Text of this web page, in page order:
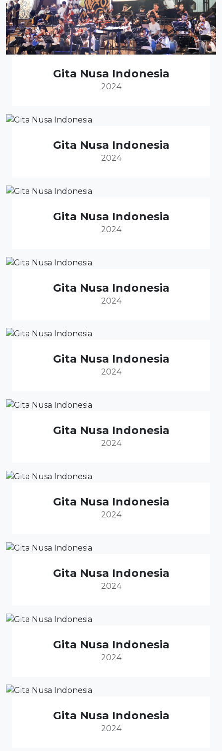
Gita Nusa Indonesia
2024
Gita Nusa Indonesia
2024
Gita Nusa Indonesia
2024
Gita Nusa Indonesia
2024
Gita Nusa Indonesia
2024
Gita Nusa Indonesia
2024
Gita Nusa Indonesia
2024
Gita Nusa Indonesia
2024
Gita Nusa Indonesia
2024
Gita Nusa Indonesia
2024